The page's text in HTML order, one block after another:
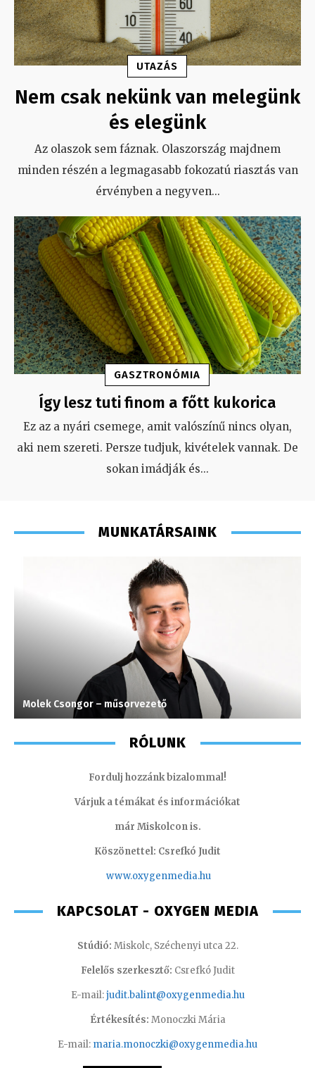
UTAZÁS
Nem csak nekünk van melegünk
és elegünk
Az olaszok sem fáznak. Olaszország majdnem
minden részén a legmagasabb fokozatú riasztás van
érvényben a negyven...
GASZTRONÓMIA
Így lesz tuti finom a főtt kukorica
Ez az a nyári csemege, amit valószínű nincs olyan,
aki nem szereti. Persze tudjuk, kivételek vannak. De
sokan imádják és...
MUNKATÁRSAINK
Molek Csongor – műsorvezető
RÓLUNK
Fordulj hozzánk bizalommal!
Várjuk a témákat és információkat
már Miskolcon is.
Köszönettel: Csrefkó Judit
www.oxygenmedia.hu
KAPCSOLAT - OXYGEN MEDIA
Stúdió: Miskolc, Széchenyi utca 22.
Felelős szerkesztő: Csrefkó Judit
E-mail:judit.balint@oxygenmedia.hu
Értékesítés: Monoczki Mária
E-mail: maria.monoczki@oxygenmedia.hu